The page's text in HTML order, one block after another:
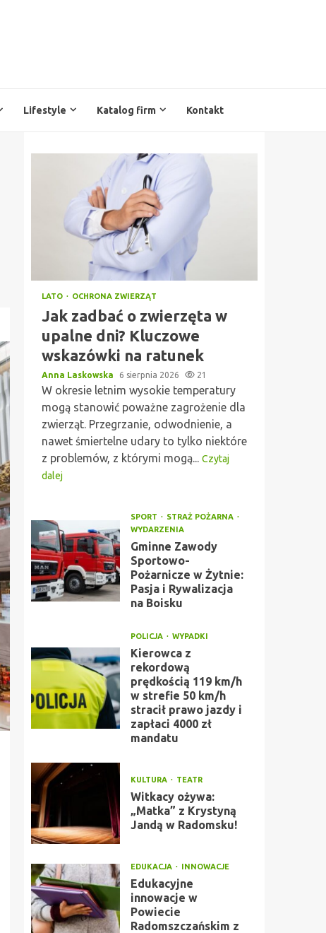
Lifestyle Katalog firm Kontakt
LATO OCHRONA ZWIERZĄT
Jak zadbać o zwierzęta w
upalne dni? Kluczowe
wskazówki na ratunek
Anna Laskowska 6 sierpnia 2026 21
W okresie letnim wysokie temperatury
mogą stanowić poważne zagrożenie dla
zwierząt. Przegrzanie, odwodnienie, a
nawet śmiertelne udary to tylko niektóre
z problemów, z którymi mogą... Czytaj
dalej
SPORT
STRAŻ POŻARNA
WYDARZENIA
Gminne Zawody
Sportowo-
Pożarnicze w Żytnie:
Pasja i Rywalizacja
na Boisku
POLICJA WYPADKI
Kierowca z
rekordową
prędkością 119 km/h
w strefie 50 km/h
stracił prawo jazdy i
zapłaci 4000 zł
mandatu
KULTURA TEATR
Witkacy ożywa:
„Matka” z Krystyną
Jandą w Radomsku!
EDUKACJA INNOWACJE
Edukacyjne
innowacje w
Powiecie
Radomszczańskim z